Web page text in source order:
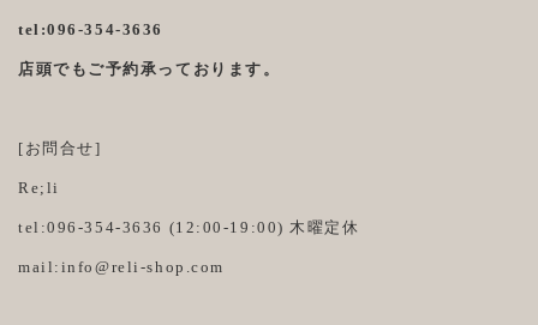
tel:096-354-3636
店頭でもご予約承っております。
[お問合せ]
Re;li
tel:096-354-3636 (12:00-19:00) 木曜定休
mail:info@reli-shop.com